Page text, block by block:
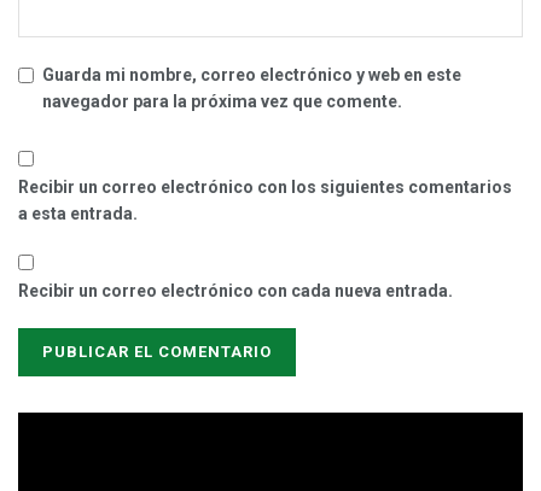
Guarda mi nombre, correo electrónico y web en este
navegador para la próxima vez que comente.
Recibir un correo electrónico con los siguientes comentarios
a esta entrada.
Recibir un correo electrónico con cada nueva entrada.